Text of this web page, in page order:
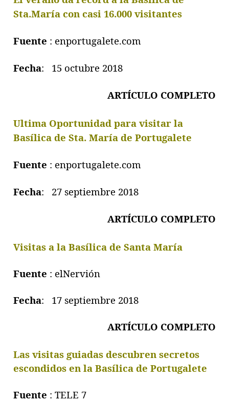
Sta.María con casi 16.000 visitantes
Fuente : enportugalete.com
Fecha: 15 octubre 2018
ARTÍCULO COMPLETO
Ultima Oportunidad para visitar la
Basílica de Sta. María de Portugalete
Fuente : enportugalete.com
Fecha: 27 septiembre 2018
ARTÍCULO COMPLETO
Visitas a la Basílica de Santa María
Fuente : elNervión
Fecha: 17 septiembre 2018
ARTÍCULO COMPLETO
Las visitas guiadas descubren secretos
escondidos en la Basílica de Portugalete
Fuente : TELE 7